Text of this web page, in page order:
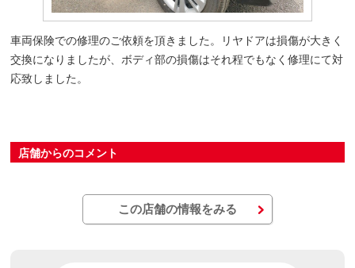
車両保険での修理のご依頼を頂きました。リヤドアは損傷が大きく
交換になりましたが、ボディ部の損傷はそれ程でもなく修理にて対
応致しました。
店舗からのコメント
この店舗の情報をみる